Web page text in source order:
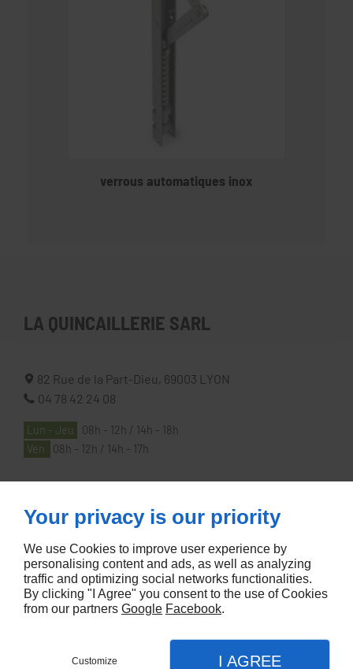
verrous automatiques inox
LA QUINCAILLERIE SARL
82 Rue de la Part-Dieu, 69003
LYON
04 78 42 24 08
Lun - Jeu
08h - 12h / 14h - 18h
Ven
08h - 12h / 14h - 17h
À PROPOS
Accueil
Contactez-nous
Mentions légales
Plan du site
Your privacy is our priority
We use Cookies to improve user experience by
personalising content and ads, as well as analyzing
traffic and optimizing social networks functionalities.
By clicking "I Agree" you consent to the use of Cookies
from our partners Google Facebook.
Customize I AGREE